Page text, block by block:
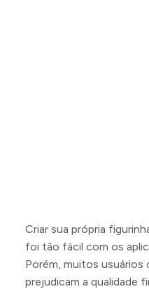
Criar sua própria
foi tão fácil com os
Porém, muitos usuários
prejudicam a qualidade